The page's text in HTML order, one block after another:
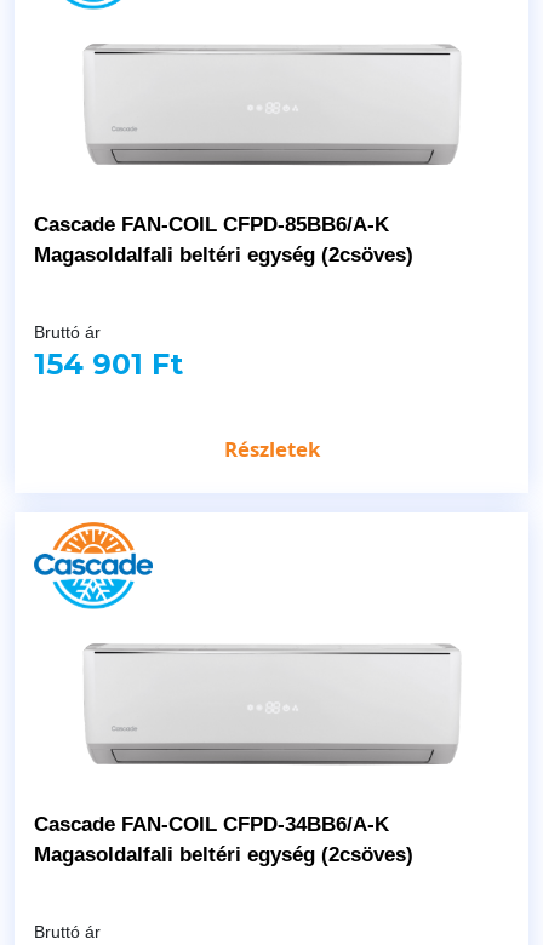
Cascade FAN-COIL CFPD-85BB6/A-K
Magasoldalfali beltéri egység (2csöves)
Bruttó ár
154 901 Ft
Részletek
Cascade FAN-COIL CFPD-34BB6/A-K
Magasoldalfali beltéri egység (2csöves)
Bruttó ár